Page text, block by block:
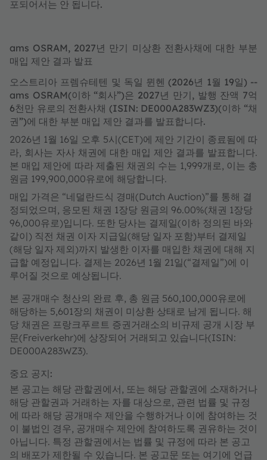
포되어서는 안 됩니다.
ams OSRAM, 2027년 만기 미상환 전환사채에 대한 부분
매입 제안 결과 발표
오스트리아 프렘슈테텐 및 독일 뮌헨 (2026년 1월 19일) --
ams OSRAM(이하 “회사”)은 2027년 만기, 발행 잔액 7억
6천만 유로의 전환사채 (ISIN: DE000A283WZ3)(이하 “채
권”)에 대한 부분 매입 제안 결과를 발표합니다.
2026년 1월 16일 오후 5시(CET)에 제안 기간이 종료됨에 따
라, 회사는 자사 채권에 대한 매입 제안 결과를 발표합니다.
본 매입 제안에 따라 제출된 채권의 수는 1,999개로, 이는 총
원금 199,900,000유로에 해당합니다.
매입 가격은 “네덜란드식 경매(Dutch Auction)”를 통해 결
정되었으며, 응모된 채권 1장당 원금의 96.00%(채권 1장당
96,000유로)입니다. 또한 당사는 결제일(이하 정의된 바와
같이) 직전 채권 이자 지급일(해당 일자 포함)부터 결제일
(해당 일자 제외)까지 발생한 이자를 매입한 채권에 대해 지
급할 예정입니다. 결제는 2026년 1월 21일(“결제일”)에 이
루어질 것으로 예상됩니다.
본 공개매수 청산의 완료 후, 총 원금 560,100,000유로에
해당하는 5,601장의 채권이 미상환 상태로 남게 됩니다. 해
당 채권은 프랑크푸르트 증권거래소의 비규제 공개 시장 부
문(Freiverkehr)에 상장되어 거래되고 있습니다(ISIN:
DE000A283WZ3).
중요 공지:
본 공고는 해당 관할권에서, 또는 해당 관할권에 소재하거나
해당 관할권과 거래하는 자를 대상으로, 관련 법률 및 규정
에 따라 해당 공개매수 제안을 수행하거나 이에 참여하는 것
이 불법인 경우, 공개매수 제안에 참여하도록 권유하는 것이
아닙니다. 특정 관할권에서는 법률 및 규정에 따라 본 공고
의 배포가 제한될 수 있습니다. 본 공고문 또는 여기에 언급